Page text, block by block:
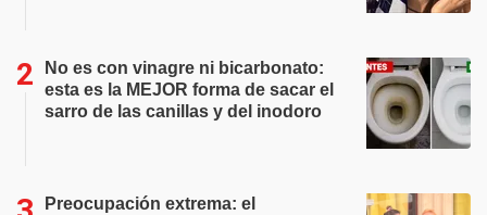
No es con vinagre ni bicarbonato:
esta es la MEJOR forma de sacar el
sarro de las canillas y del inodoro
Preocupación extrema: el